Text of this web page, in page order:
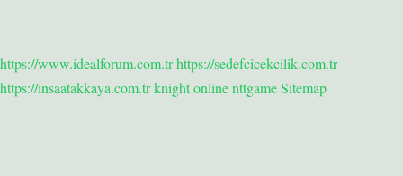
https://www.idealforum.com.trhttps://sedefcicekcilik.com.tr
https://insaatakkaya.com.trknight onlinenttgameSitemap